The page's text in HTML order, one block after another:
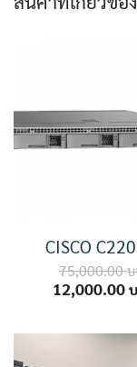
CISCO
75,000.00
Original
75,000.00
12,000.00